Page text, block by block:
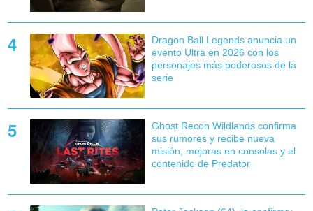
Dragon Ball Legends anuncia un
evento Ultra en 2026 con los
personajes más poderosos de la
serie
Ghost Recon Wildlands confirma
sus rumores y recibe nueva
misión, mejoras en consolas y el
contenido de Predator